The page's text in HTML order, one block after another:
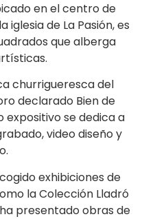
en el centro de
iglesia de La Pasión, es
que alberga
churrigueresca del
declarado Bien de
expositivo se dedica a
video diseño y
exhibiciones de
la Colección Lladró
presentado obras de